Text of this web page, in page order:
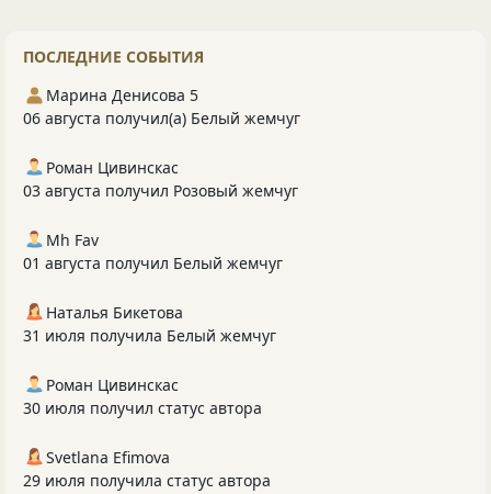
ПОСЛЕДНИЕ СОБЫТИЯ
Марина Денисова 5
06 августа получил(а) Белый жемчуг
Роман Цивинскас
03 августа получил Розовый жемчуг
Mh Fav
01 августа получил Белый жемчуг
Наталья Бикетова
31 июля получила Белый жемчуг
Роман Цивинскас
30 июля получил статус автора
Svetlana Efimova
29 июля получила статус автора